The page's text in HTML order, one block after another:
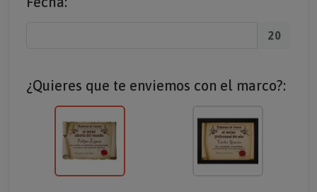
20
¿Quieres que te enviemos con el marco?: